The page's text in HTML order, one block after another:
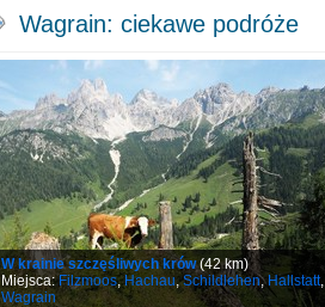
Wagrain: ciekawe podróże
W krainie szczęśliwych krów(42 km)
Miejsca:Filzmoos,Hachau,Schildlehen, Hallstatt,
Wagrain